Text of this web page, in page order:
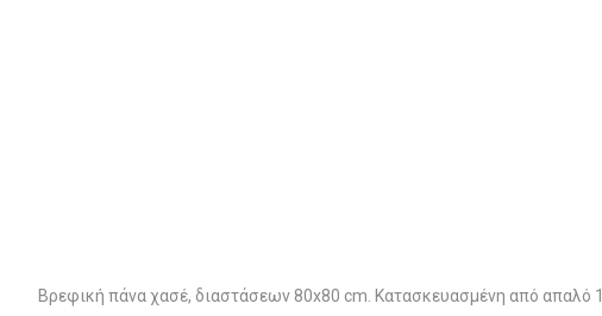
Βρεφική πάνα χασέ, διαστάσεων 80x80 cm. Κατασκευασμένη από απαλό